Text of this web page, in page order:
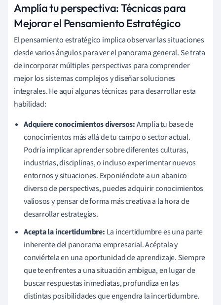
Amplía tu perspectiva: Técnicas para
Mejorar el Pensamiento Estratégico
El pensamiento estratégico implica observar las situaciones
desde varios ángulos para ver el panorama general. Se trata
de incorporar múltiples perspectivas para comprender
mejor los sistemas complejos y diseñar soluciones
integrales. He aquí algunas técnicas para desarrollar esta
habilidad:
Adquiere conocimientos diversos:Amplía tu base de
conocimientos más allá de tu campo o sector actual.
Podría implicar aprender sobre diferentes culturas,
industrias, disciplinas, o incluso experimentar nuevos
entornos y situaciones. Exponiéndote a un abanico
diverso de perspectivas, puedes adquirir conocimientos
valiosos y pensar de forma más creativa a la hora de
desarrollar estrategias.
Acepta la incertidumbre: La incertidumbre es una parte
inherente del panorama empresarial. Acéptala y
conviértela en una oportunidad de aprendizaje. Siempre
que te enfrentes a una situación ambigua, en lugar de
buscar respuestas inmediatas, profundiza en las
distintas posibilidades que engendra la incertidumbre.